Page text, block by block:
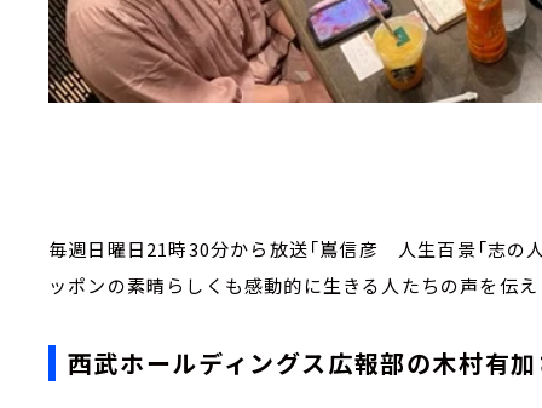
毎週日曜日21時30分から放送「嶌信彦 人生百景「志の
ッポンの素晴らしくも感動的に生きる人たちの声を伝え
西武ホールディングス広報部の木村有